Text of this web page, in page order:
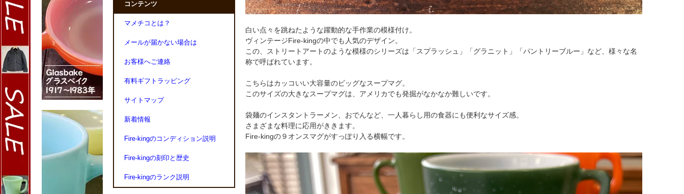
白い点々を跳ねたような躍動的な手作業の模様付け。
ヴィンテージFire-kingの中でも人気のデザイン。
この、ストリートアートのような模様のシリーズは「スプラッシュ」「グラニット」「パントリーブルー」など、様々な名
称で呼ばれています。
こちらはカッコいい大容量のビッグなスープマグ。
このサイズの大きなスープマグは、アメリカでも発掘がなかなか難しいです。
袋麺のインスタントラーメン、おでんなど、一人暮らし用の食器にも便利なサイズ感。
さまざまな料理に応用がききます。
Fire-kingの９オンスマグがすっぽり入る横幅です。
コンテンツ
マメチコとは？
メールが届かない場合は
お客様へご連絡
有料ギフトラッピング
サイトマップ
新着情報
Fire-kingのコンディション説明
Fire-kingの刻印と歴史
Fire-kingのランク説明